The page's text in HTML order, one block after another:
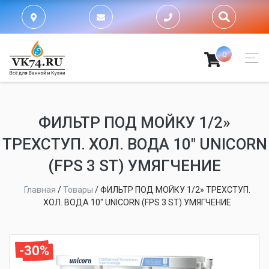
0
ФИЛЬТР ПОД МОЙКУ 1/2»
ТРЕХСТУП. ХОЛ. ВОДА 10″ UNICORN
(FPS 3 SТ) УМЯГЧЕНИЕ
Главная /Товары /ФИЛЬТР ПОД МОЙКУ 1/2» ТРЕХСТУП.
ХОЛ. ВОДА 10″ UNICORN (FPS 3 SТ) УМЯГЧЕНИЕ
-30%